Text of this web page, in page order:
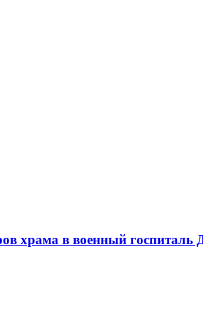
храма в военный госпиталь